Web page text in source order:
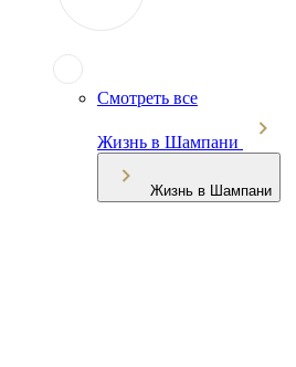
Смотреть все
Жизнь в Шампани
Жизнь в Шампани